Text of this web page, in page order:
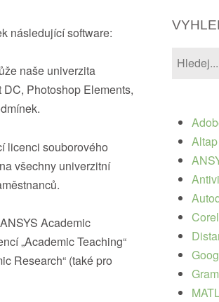
následující software:
naše univerzita
Photoshop Elements,
licenci souborového
všechny univerzitní
Academic
„Academic Teaching“
Research“ (také pro